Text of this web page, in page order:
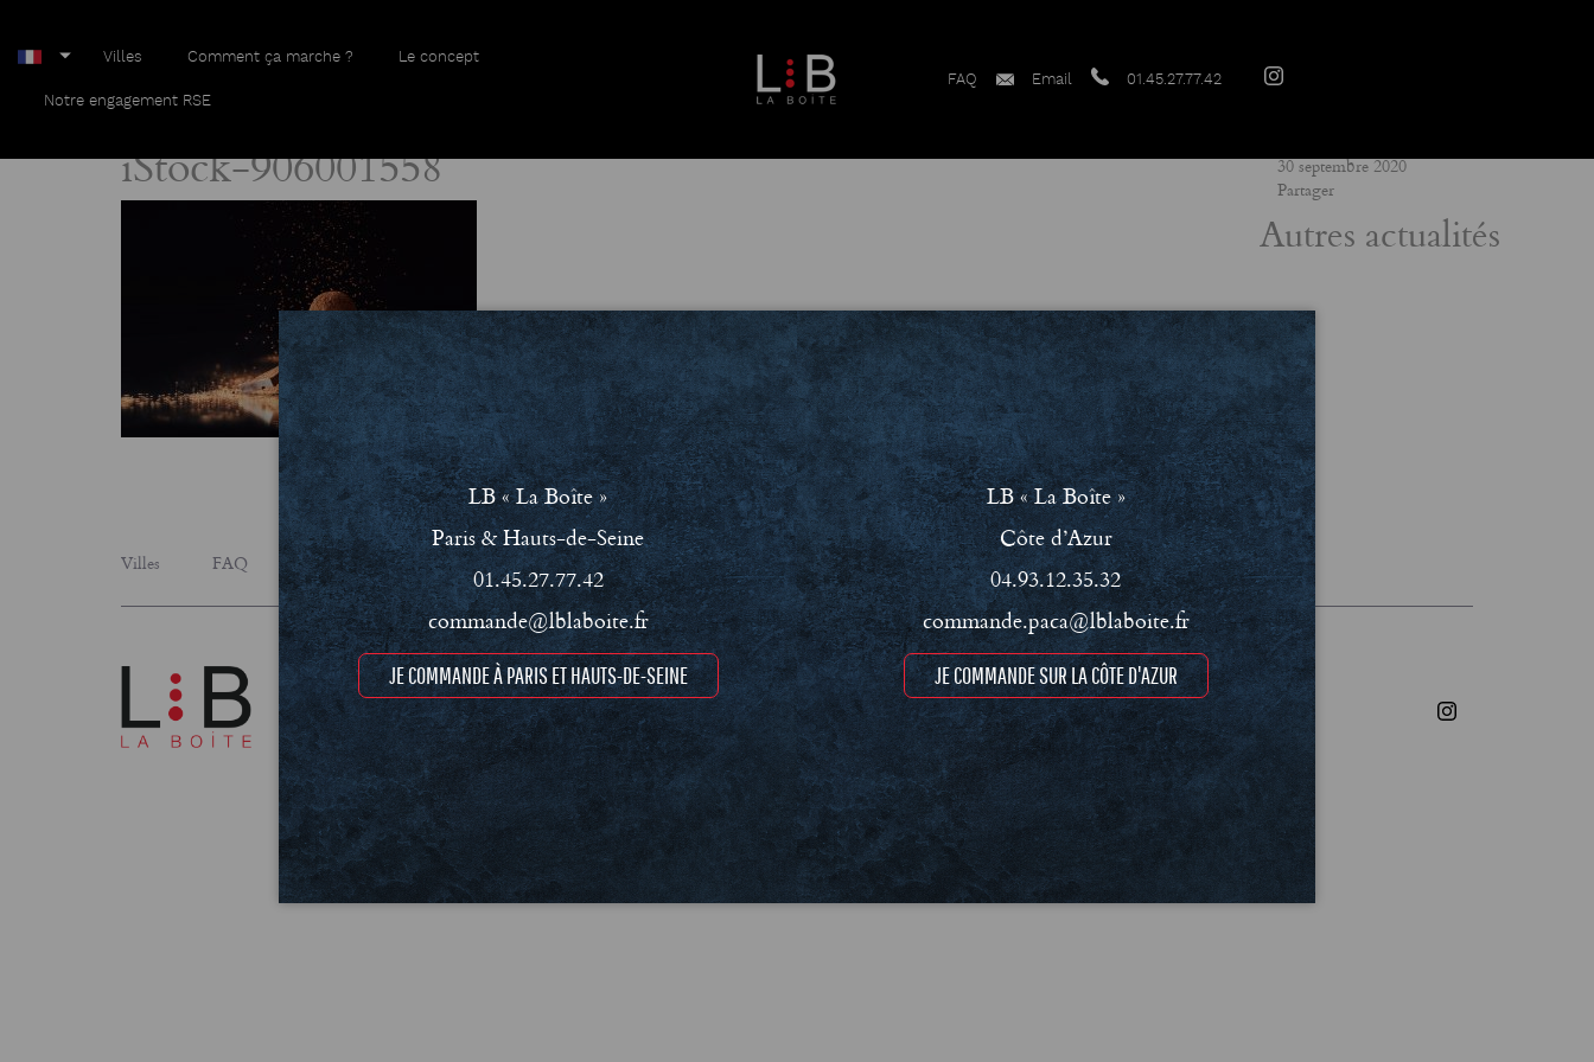
Villes Comment ça marche ? Le concept
Notre engagement RSE
FAQ Email 01.45.27.77.42
iStock-906001558
iStock-906001558
30 septembre 2020
Partager
Autres actualités
Villes FAQ Le concept Notre engagement RSE Conditions Générales de Vente (CGV) Mentions légales et Politique de confidentialité
LB « La Boîte »
Paris & Hauts-de-Seine
01.45.27.77.42
commande@lblaboite.fr
JE COMMANDE À PARIS ET HAUTS-DE-SEINE
LB « La Boîte »
Côte d’Azur
04.93.12.35.32
commande.paca@lblaboite.fr
JE COMMANDE SUR LA CÔTE D'AZUR